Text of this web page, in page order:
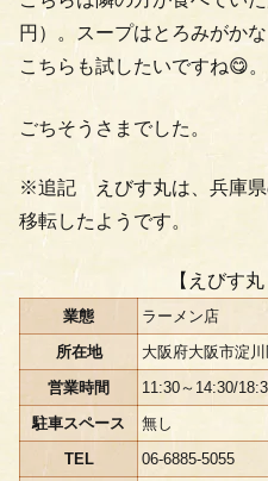
円）。スープはとろみがか
こちらも試したいですね😋。
ごちそうさまでした。
※追記 えびす丸は、兵庫県
移転したようです。
【えびす
業態
ラーメン店
所在地
大阪府大阪市淀
営業時間
11:30～14:30/
駐車スペース
無し
TEL
06-6885-5055